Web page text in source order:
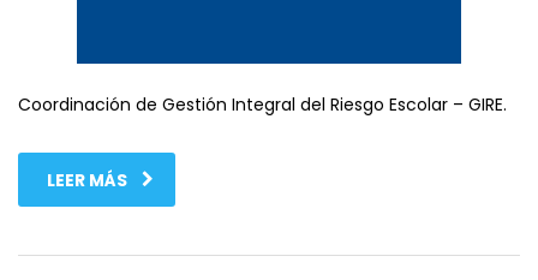
Coordinación de Gestión Integral del Riesgo Escolar – GIRE.
LEER MÁS